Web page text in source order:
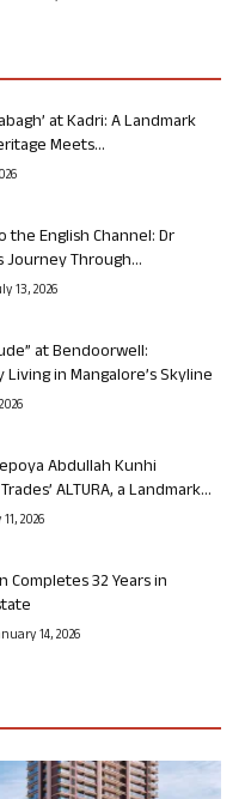
at Kadri: A Landmark
Meets...
the English Channel: Dr
Journey Through...
13, 2026
at Bendoorwell:
in Mangalore’s Skyline
Abdullah Kunhi
ALTURA, a Landmark...
2026
Completes 32 Years in
14, 2026